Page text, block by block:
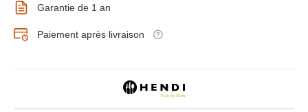
Garantie de 1 an
Paiement après livraison